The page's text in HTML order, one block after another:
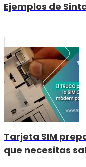
Ejemplos de
Tarjeta SIM
que necesitas